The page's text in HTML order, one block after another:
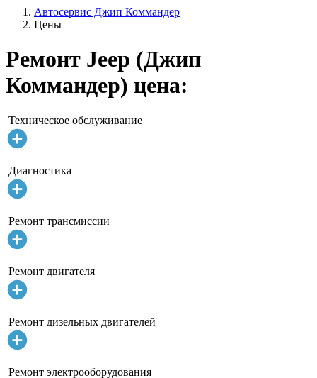
Автосервис Джип Коммандер
Цены
Ремонт Jeep (Джип
Коммандер) цена:
Техническое обслуживание
Диагностика
Ремонт трансмиссии
Ремонт двигателя
Ремонт дизельных двигателей
Ремонт электрооборудования